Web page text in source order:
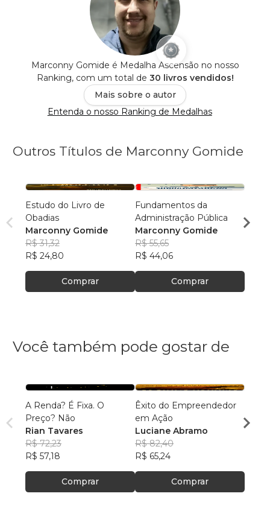
Marconny Gomide é Medalha Ascensão no nosso
Ranking, com um total de 30 livros vendidos!
Mais sobre o autor
Entenda o nosso Ranking de Medalhas
Outros Títulos de Marconny Gomide
Estudo do Livro de
Obadias
Marconny Gomide
R$ 31,32
R$ 24,80
Comprar
Fundamentos da
Administração Pública
Marconny Gomide
R$ 55,65
R$ 44,06
Comprar
Você também pode gostar de
A Renda? É Fixa. O
Preço? Não
Rian Tavares
R$ 72,23
R$ 57,18
Comprar
Êxito do Empreendedor
em Ação
Luciane Abramo
R$ 82,40
R$ 65,24
Comprar